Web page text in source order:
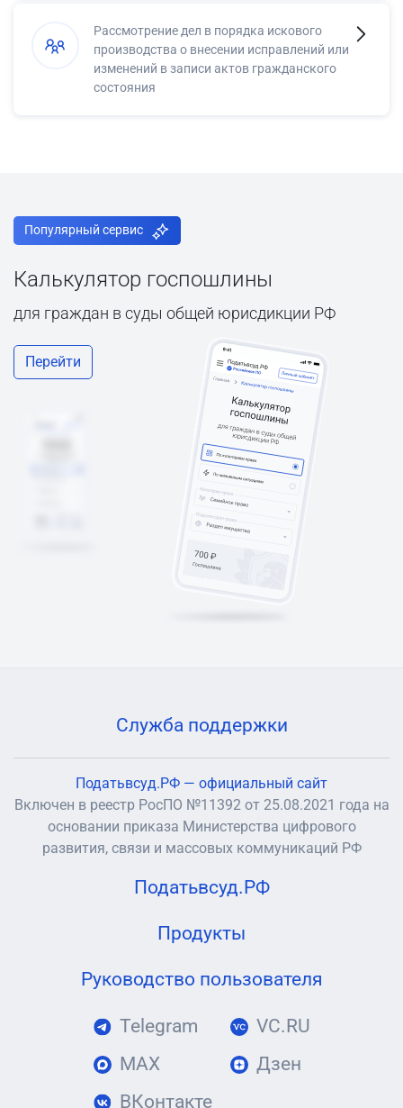
Рассмотрение дел в порядка искового
производства о внесении исправлений или
изменений в записи актов гражданского
состояния
Популярный сервис
Калькулятор госпошлины
для граждан в суды общей юрисдикции РФ
Перейти
Служба поддержки
Податьвсуд.РФ — официальный сайт
Включен в реестр РосПО №11392 от 25.08.2021 года на
основании приказа Министерства цифрового
развития, связи и массовых коммуникаций РФ
Податьвсуд.РФ
Продукты
Руководство пользователя
Telegram
MAX
ВКонтакте
VC.RU
Дзен